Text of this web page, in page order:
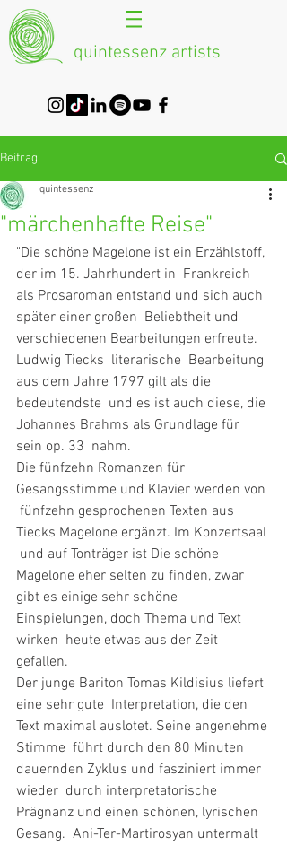
quintessenz artists
Beitrag
"märchenhafte Reise"
quintessenz
"Die schöne Magelone ist ein Erzählstoff,
der im 15. Jahrhundert in  Frankreich
als Prosaroman entstand und sich auch
später einer großen  Beliebtheit und
verschiedenen Bearbeitungen erfreute.
Ludwig Tiecks  literarische  Bearbeitung
aus dem Jahre 1797 gilt als die
bedeutendste  und es ist auch diese, die
Johannes Brahms als Grundlage für
sein op. 33  nahm.
Die fünfzehn Romanzen für
Gesangsstimme und Klavier werden von
fünfzehn gesprochenen Texten aus
Tiecks Magelone ergänzt. Im Konzertsaal
und auf Tonträger ist Die schöne
Magelone eher selten zu finden, zwar
gibt es einige sehr schöne
Einspielungen, doch Thema und Text
wirken  heute etwas aus der Zeit
gefallen.
Der junge Bariton Tomas Kildisius liefert
eine sehr gute  Interpretation, die den
Text maximal auslotet. Seine angenehme
Stimme  führt durch den 80 Minuten
dauernden Zyklus und fasziniert immer
wieder  durch interpretatorische
Prägnanz und einen schönen, lyrischen
Gesang.  Ani-Ter-Martirosyan untermalt